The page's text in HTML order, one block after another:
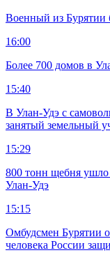
Военный из Бурятии
16:00
Более 700 домов в
15:40
В Улан-Удэ с
занятый земельный
15:29
800 тонн щебня ушло
Улан-Удэ
15:15
Омбудсмен Бурятии
человека России